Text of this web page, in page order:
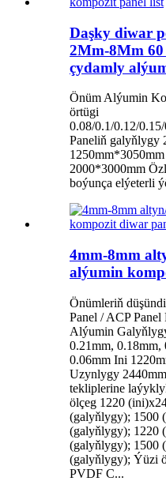
Daşky diwar
2Mm-8Mm
çydamly
Önüm Alýumin
örtügi
0.08/0.1/0.12/
Paneliň galyňlygy
2000*3000mm
boýunça elýeterli
4mm-8mm
alýumin
Önümleriň
Panel / ACP
Alýumin
0.21mm, 0.18mm,
0.06mm Ini
Uzynlygy
tekliplerine
ölçeg 1220
(galyňlygy); 1500
(galyňlygy); 1220
(galyňlygy); 1500
(galyňlygy); Ýüzi
PVDF C...